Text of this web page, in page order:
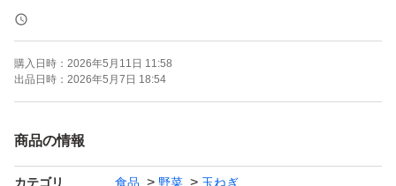
見栄えは悪いですが、通常の玉ねぎ同様味には変わりあり
ません。
大きさが様々ですので、お料理に合わせてお使い下さい。
購入日時： 2026年5月11日 11:58
出品日時： 2026年5月7日 18:54
商品の情報
カテゴリ 食品 野菜 玉ねぎ